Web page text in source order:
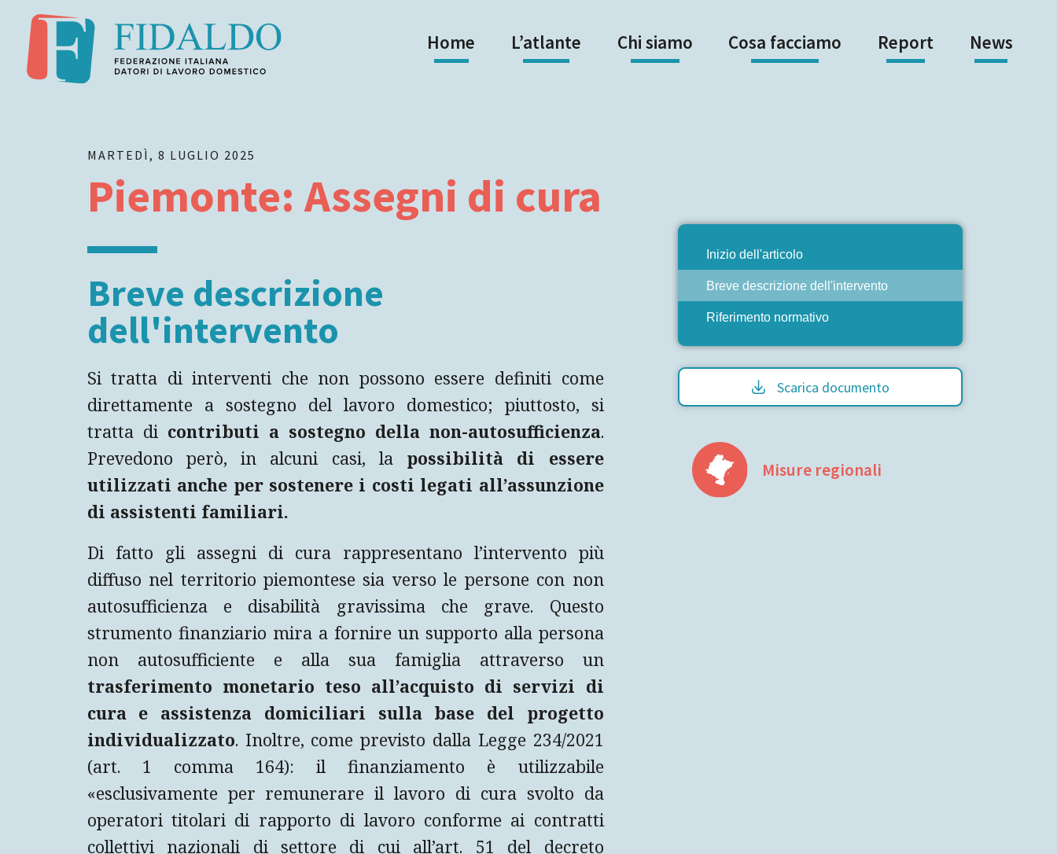
Home L’atlante Chi siamo Cosa facciamo Report News
MARTEDÌ, 8 LUGLIO 2025
Piemonte: Assegni di cura
Breve descrizione
dell'intervento
Si tratta di interventi che non possono essere definiti come
direttamente a sostegno del lavoro domestico; piuttosto, si
tratta di contributi a sostegno della non-autosufficienza.
Prevedono però, in alcuni casi, la possibilità di essere
utilizzati anche per sostenere i costi legati all’assunzione
di assistenti familiari.
Di fatto gli assegni di cura rappresentano l’intervento più
diffuso nel territorio piemontese sia verso le persone con non
autosufficienza e disabilità gravissima che grave. Questo
strumento finanziario mira a fornire un supporto alla persona
non autosufficiente e alla sua famiglia attraverso un
trasferimento monetario teso all’acquisto di servizi di
cura e assistenza domiciliari sulla base del progetto
individualizzato. Inoltre, come previsto dalla Legge 234/2021
(art. 1 comma 164): il finanziamento è utilizzabile
«esclusivamente per remunerare il lavoro di cura svolto da
operatori titolari di rapporto di lavoro conforme ai contratti
collettivi nazionali di settore di cui all’art. 51 del decreto
Inizio dell'articolo
Breve descrizione dell'intervento
Riferimento normativo
Scarica documento
Misure regionali